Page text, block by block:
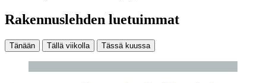
Rakennuslehden luetuimmat
Tänään Tällä viikolla Tässä kuussa